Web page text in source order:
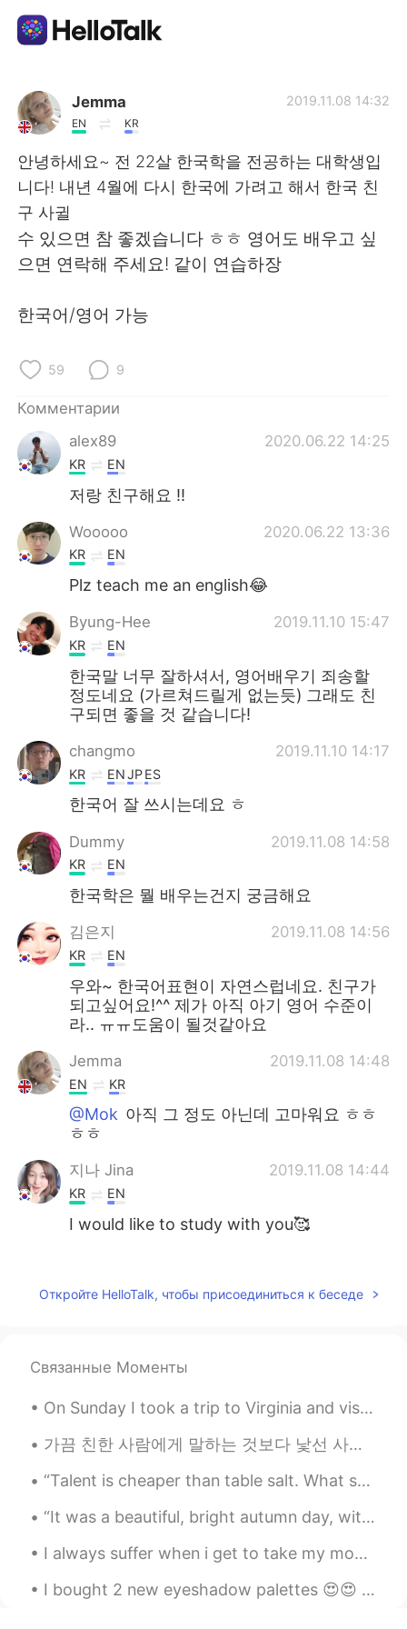
Приложение для Языкового Обмена
AI Grammar Checker
Русский
English 简体中文
繁體中文
العربية
Deutsch
한국어
Indonesia Italiano
Türkçe
Português
Jemma
EN KR
2019.11.08 14:32
안녕하세요~ 전 22살 한국학을 전공하는 대학생입
니다! 내년 4월에 다시 한국에 가려고 해서 한국 친
구 사귈
수 있으면 참 좋겠습니다 ㅎㅎ 영어도 배우고 싶
으면 연락해 주세요! 같이 연습하장
한국어/영어 가능
59 9
Комментарии
alex89
2020.06.22 14:25
KR EN
저랑 친구해요 !!
Wooooo 2020.06.22 13:36
KR EN
Plz teach me an english😂
Byung-Hee 2019.11.10 15:47
KR EN
한국말 너무 잘하셔서, 영어배우기 죄송할
정도네요 (가르쳐드릴게 없는듯) 그래도 친
구되면 좋을 것 같습니다!
changmo 2019.11.10 14:17
KR ENJPES
한국어 잘 쓰시는데요 ㅎ
Dummy 2019.11.08 14:58
KR EN
한국학은 뭘 배우는건지 궁금해요
김은지 2019.11.08 14:56
KR EN
우와~ 한국어표현이 자연스럽네요. 친구가
되고싶어요!^^ 제가 아직 아기 영어 수준이
라.. ㅠㅠ도움이 될것같아요
Jemma 2019.11.08 14:48
EN KR
@Mok 아직 그 정도 아닌데 고마워요 ㅎㅎ
ㅎㅎ
지나 Jina 2019.11.08 14:44
KR EN
I would like to study with you🥰
Откройте HelloTalk, чтобы присоединиться к беседе
Связанные Моменты
On Sunday I took a trip to Virginia and visited the Rockfish Gap Hawk Watch where they count migr...
가끔 친한 사람에게 말하는 것보다 낯선 사람에게 자신의 진심을 말하는 것이 더 쉬워요 Sometimes it’s easier to tell a stranger how you...
“Talent is cheaper than table salt. What separates the talented individual from the successful on...
“It was a beautiful, bright autumn day, with air like cider and a sky so blue you could drown in ...
I always suffer when i get to take my money from the ATM machine , becuz im short lol i had to le...
I bought 2 new eyeshadow palettes 😍😍 I love golds, tans, bronzes, coppers etc. in shimmery shades...